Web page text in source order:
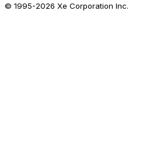
© 1995-2026 Xe Corporation Inc.